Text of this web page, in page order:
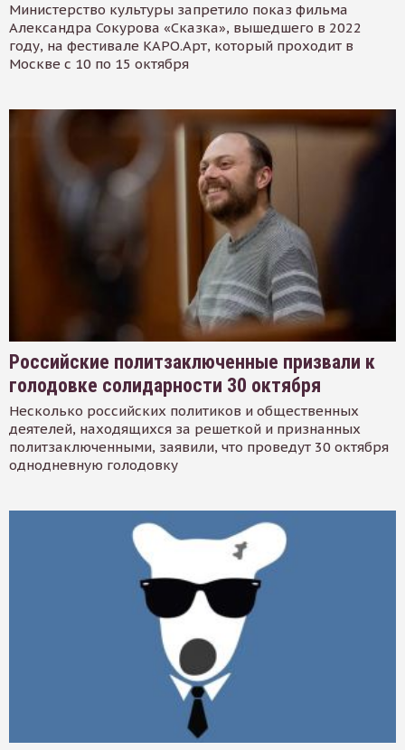
Министерство культуры запретило показ фильма
Александра Сокурова «Сказка», вышедшего в 2022
году, на фестивале КАРО.Арт, который проходит в
Москве с 10 по 15 октября
Российские политзаключенные призвали к
голодовке солидарности 30 октября
Несколько российских политиков и общественных
деятелей, находящихся за решеткой и признанных
политзаключенными, заявили, что проведут 30 октября
однодневную голодовку